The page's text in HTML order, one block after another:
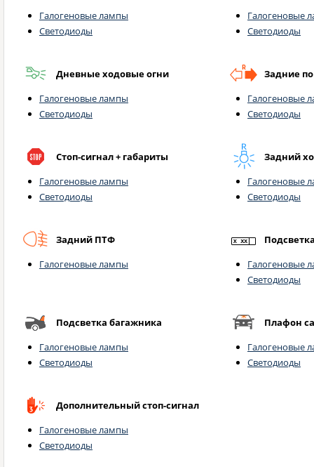
Галогеновые лампы
Светодиоды
Галогеновые
Светодиоды
Дневные ходовые огни
Галогеновые лампы
Светодиоды
Задние
Галогеновые
Светодиоды
Стоп-сигнал + габариты
Галогеновые лампы
Светодиоды
Задний
Галогеновые
Светодиоды
Задний ПТФ
Галогеновые лампы
Галогеновые
Светодиоды
Подсветка багажника
Галогеновые лампы
Светодиоды
Плафон
Галогеновые
Светодиоды
Дополнительный стоп-сигнал
Галогеновые лампы
Светодиоды